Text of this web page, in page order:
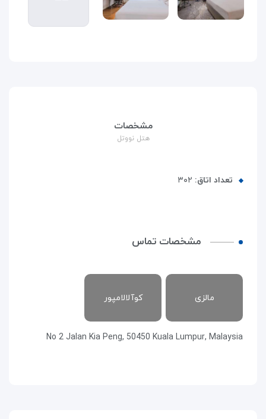
مشخصات
هتل نووتل
تعداد اتاق: ۳۰۲
مشخصات تماس
مالزی کوآلالامپور
No 2 Jalan Kia Peng, 50450 Kuala Lumpur, Malaysia